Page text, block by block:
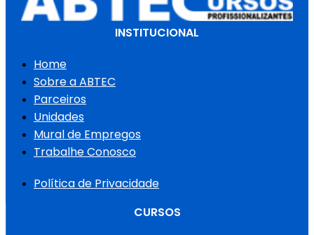
INSTITUCIONAL
Home
Sobre a ABTEC
Parceiros
Unidades
Mural de Empregos
Trabalhe Conosco
Política de Privacidade
CURSOS